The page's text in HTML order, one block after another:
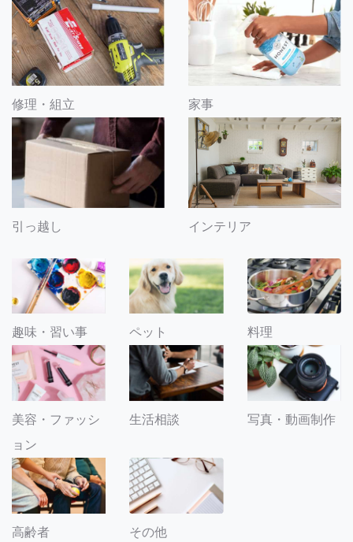
修理・組立 家事
引っ越し インテリア
趣味・習い事 ペット 料理
美容・ファッシ
ョン
生活相談 写真・動画制作
高齢者 その他